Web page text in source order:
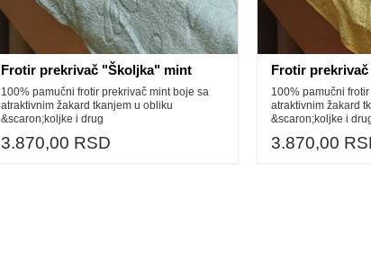
Frotir prekrivač "Školjka" mint
100% pamučni frotir prekrivač mint boje sa
atraktivnim žakard tkanjem u obliku
&scaron;koljke i drug
3.870,00 RSD
Frotir
100% pamučni
atraktivnim žakard
&scaron;koljke i
3.870,00